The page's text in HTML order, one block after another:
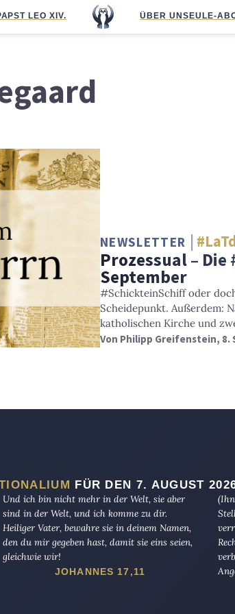
LEO XIV. ÜBER UNS EULE-
NEWSLETTER
Prozessual – Die
September
#SchickteinSchiff oder
Scheidepunkt. Außerdem:
katholischen Kirche und
Von Philipp Greifenstein, 8.
FÜR DEN 7. AUGUST
Und ich bin nicht mehr in der Welt, sie aber
sind in der Welt, und ich komme zu dir.
Heiliger Vater, bewahre sie in deinem Namen,
den du mir gegeben hast, damit sie eins seien,
gleichwie wir!
JOHANNES 17,11